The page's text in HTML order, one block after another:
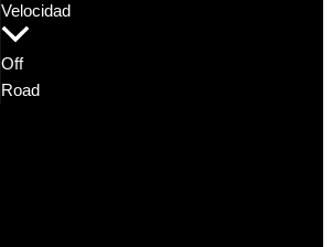
Velocidad
Off
Road